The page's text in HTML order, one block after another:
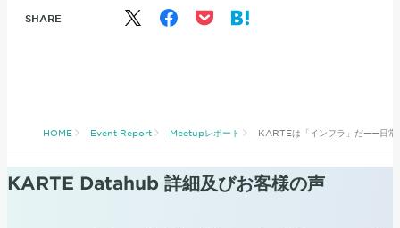
SHARE
HOME Event Report Meetupレポート KARTEは「インフラ」だ——日常
KARTE Datahub 詳細及びお客様の声